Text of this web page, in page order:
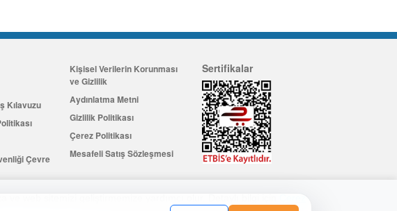
web sitemizi geliştirmemize yardımcı olur. Detaylı bilgi için
Kılavuzu
Çevre
Kişisel Verilerin Korunması
ve Gizlilik
Aydınlatma Metni
Gizlilik Politikası
Çerez Politikası
Mesafeli Satış Sözleşmesi
Sertifikalar